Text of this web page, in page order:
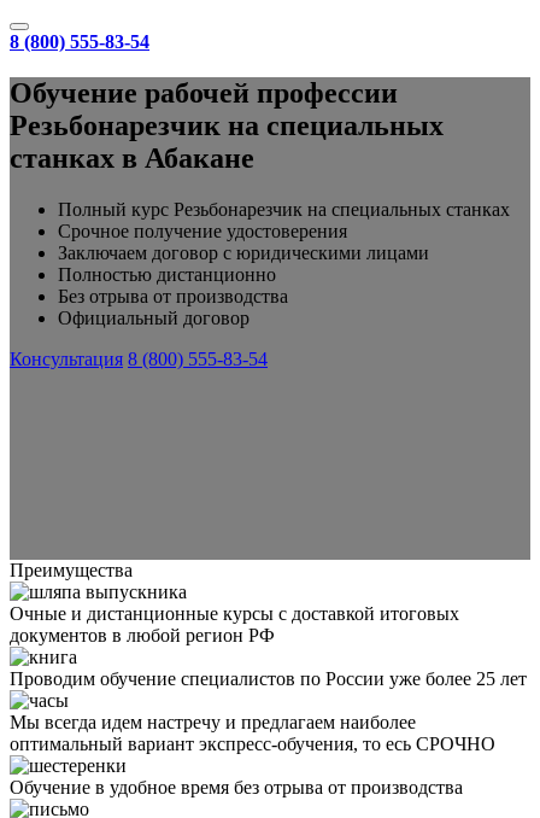
8 (800) 555-83-54
Обучение рабочей профессии
Резьбонарезчик на специальных
станках в Абакане
Полный курс Резьбонарезчик на специальных станках
Срочное получение удостоверения
Заключаем договор с юридическими лицами
Полностью дистанционно
Без отрыва от производства
Официальный договор
Консультация 8 (800) 555-83-54
Преимущества
Очные и дистанционные курсы с доставкой итоговых
документов в любой регион РФ
Проводим обучение специалистов по России уже более 25 лет
Мы всегда идем настречу и предлагаем наиболее
оптимальный вариант экспресс-обучения, то есь СРОЧНО
Обучение в удобное время без отрыва от производства